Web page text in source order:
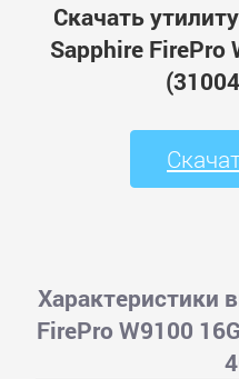
Скачать
Sapphire FirePro
Характеристики
FirePro W9100